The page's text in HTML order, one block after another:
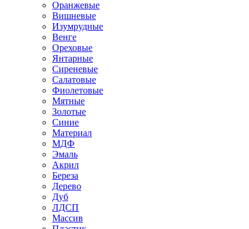
Оранжевые
Вишневые
Изумрудные
Венге
Ореховые
Янтарные
Сиреневые
Салатовые
Фиолетовые
Мятные
Золотые
Синие
Материал
МДФ
Эмаль
Акрил
Береза
Дерево
Дуб
ЛДСП
Массив